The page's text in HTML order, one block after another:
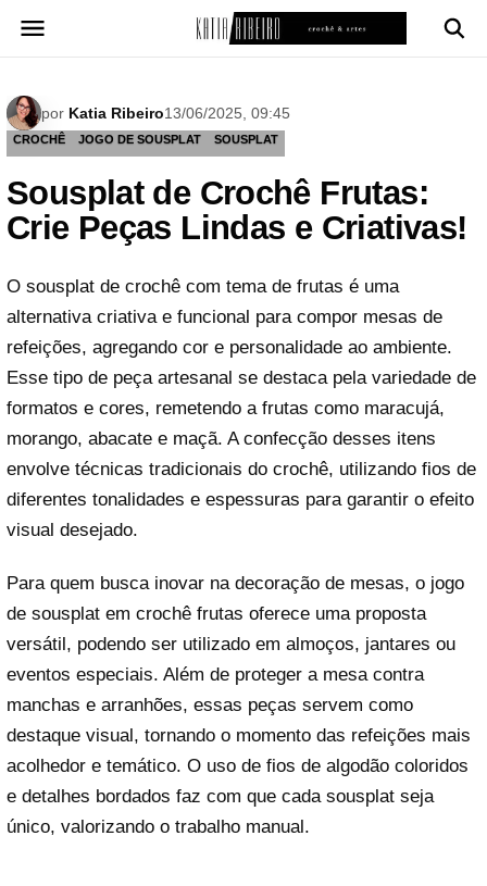
para
por Katia Ribeiro13/06/2025, 09:45
CROCHÊ JOGO DE SOUSPLAT SOUSPLAT
Sousplat de Crochê Frutas:
Crie Peças Lindas e Criativas!
O sousplat de crochê com tema de frutas é uma
alternativa criativa e funcional para compor mesas de
refeições, agregando cor e personalidade ao ambiente.
Esse tipo de peça artesanal se destaca pela variedade de
formatos e cores, remetendo a frutas como maracujá,
morango, abacate e maçã. A confecção desses itens
envolve técnicas tradicionais do crochê, utilizando fios de
diferentes tonalidades e espessuras para garantir o efeito
visual desejado.
Para quem busca inovar na decoração de mesas, o jogo
de sousplat em crochê frutas oferece uma proposta
versátil, podendo ser utilizado em almoços, jantares ou
eventos especiais. Além de proteger a mesa contra
manchas e arranhões, essas peças servem como
destaque visual, tornando o momento das refeições mais
acolhedor e temático. O uso de fios de algodão coloridos
e detalhes bordados faz com que cada sousplat seja
único, valorizando o trabalho manual.